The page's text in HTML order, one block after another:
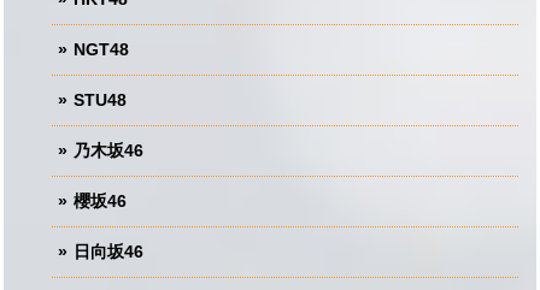
NGT48
STU48
乃木坂46
櫻坂46
日向坂46